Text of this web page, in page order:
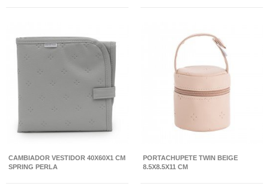
CAMBIADOR VESTIDOR 40X60X1 CM
SPRING PERLA
PORTACHUPETE TWIN BEIGE
8.5X8.5X11 CM